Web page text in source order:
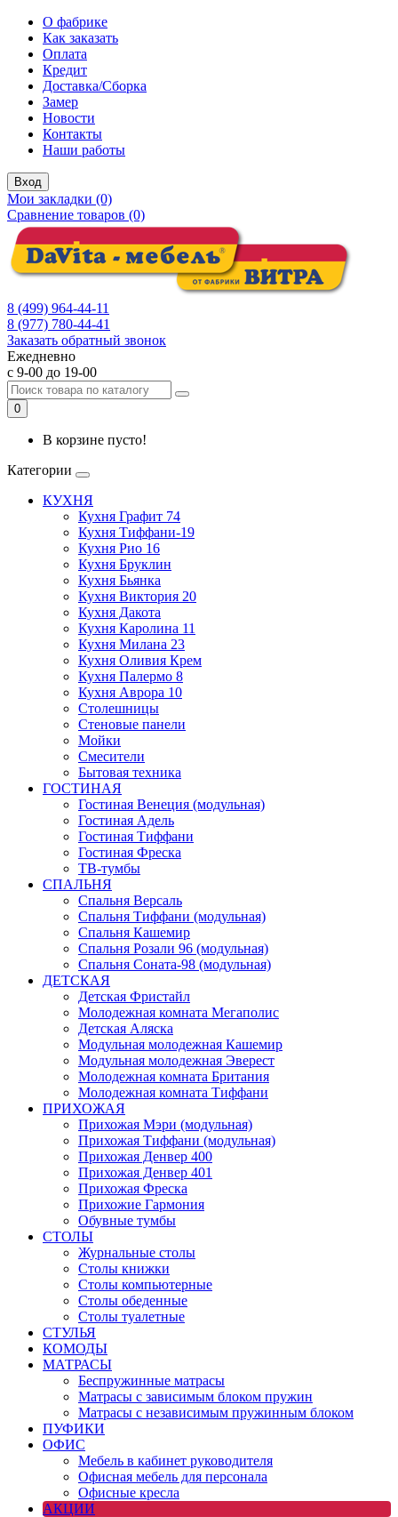
О фабрике
Как заказать
Оплата
Кредит
Доставка/Сборка
Замер
Новости
Контакты
Наши работы
Вход
Мои закладки (0)
Сравнение товаров (0)
8 (499) 964-44-11
8 (977) 780-44-41
Заказать обратный звонок
Ежедневно
с 9-00 до 19-00
0
В корзине пусто!
Категории
КУХНЯ
Кухня Графит 74
Кухня Тиффани-19
Кухня Рио 16
Кухня Бруклин
Кухня Бьянка
Кухня Виктория 20
Кухня Дакота
Кухня Каролина 11
Кухня Милана 23
Кухня Оливия Крем
Кухня Палермо 8
Кухня Аврора 10
Столешницы
Стеновые панели
Мойки
Смесители
Бытовая техника
ГОСТИНАЯ
Гостиная Венеция (модульная)
Гостиная Адель
Гостиная Тиффани
Гостиная Фреска
ТВ-тумбы
СПАЛЬНЯ
Спальня Версаль
Спальня Тиффани (модульная)
Спальня Кашемир
Спальня Розали 96 (модульная)
Спальня Соната-98 (модульная)
ДЕТСКАЯ
Детская Фристайл
Молодежная комната Мегаполис
Детская Аляска
Модульная молодежная Кашемир
Модульная молодежная Эверест
Молодежная комната Британия
Молодежная комната Тиффани
ПРИХОЖАЯ
Прихожая Мэри (модульная)
Прихожая Тиффани (модульная)
Прихожая Денвер 400
Прихожая Денвер 401
Прихожая Фреска
Прихожие Гармония
Обувные тумбы
СТОЛЫ
Журнальные столы
Столы книжки
Столы компьютерные
Столы обеденные
Столы туалетные
СТУЛЬЯ
КОМОДЫ
МАТРАСЫ
Беспружинные матрасы
Матрасы с зависимым блоком пружин
Матрасы с независимым пружинным блоком
ПУФИКИ
ОФИС
Мебель в кабинет руководителя
Офисная мебель для персонала
Офисные кресла
АКЦИИ